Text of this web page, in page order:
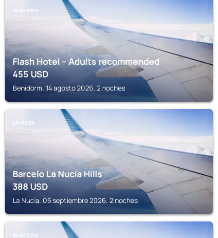
BENIDORM
Flash Hotel – Adults recommended
455USD
Benidorm, 14 agosto 2026, 2 noches
LA NUCÍA
Barcelo La Nucía Hills
388USD
La Nucía, 05 septiembre 2026, 2 noches
BENIDORM